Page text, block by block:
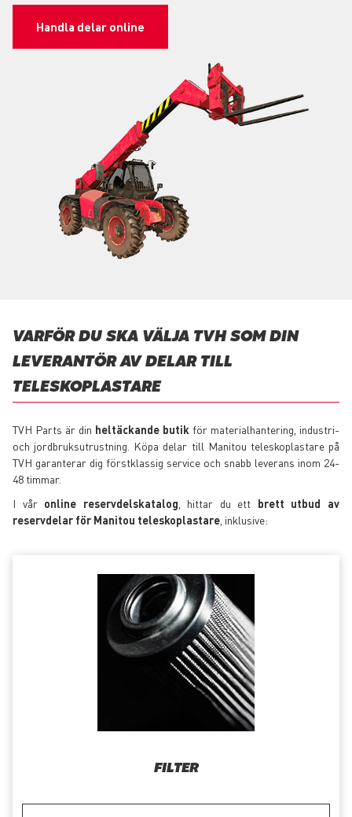
Handla delar online
VARFÖR DU SKA VÄLJA TVH SOM DIN
LEVERANTÖR AV DELAR TILL
TELESKOPLASTARE
TVH Parts är din heltäckande butik för materialhantering, industri-
och jordbruksutrustning. Köpa delar till Manitou teleskoplastare på
TVH garanterar dig förstklassig service och snabb leverans inom 24-
48 timmar.
I vår online reservdelskatalog , hittar du ett brett utbud av
reservdelar för Manitou teleskoplastare , inklusive:
FILTER